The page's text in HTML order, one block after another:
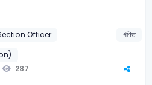
Officer
গণিত
287